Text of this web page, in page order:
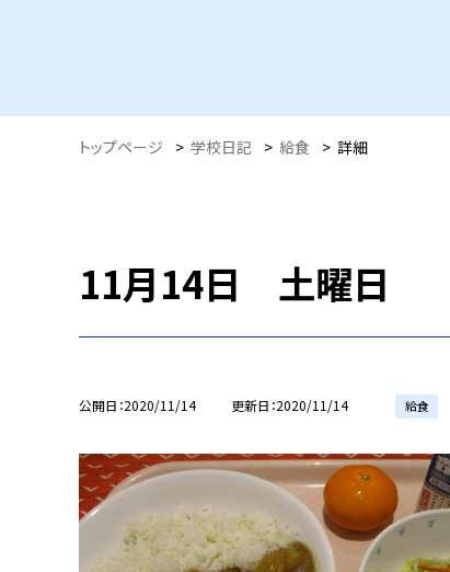
トップページ > 学校日記 > 給食 > 詳細
11月14日 土曜日
公開日 2020/11/14 更新日 2020/11/14 給食